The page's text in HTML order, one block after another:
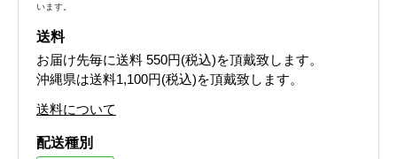
います。
送料
お届け先毎に送料 550円(税込)を頂戴致します。
沖縄県は送料1,100円(税込)を頂戴致します。
送料について
配送種別